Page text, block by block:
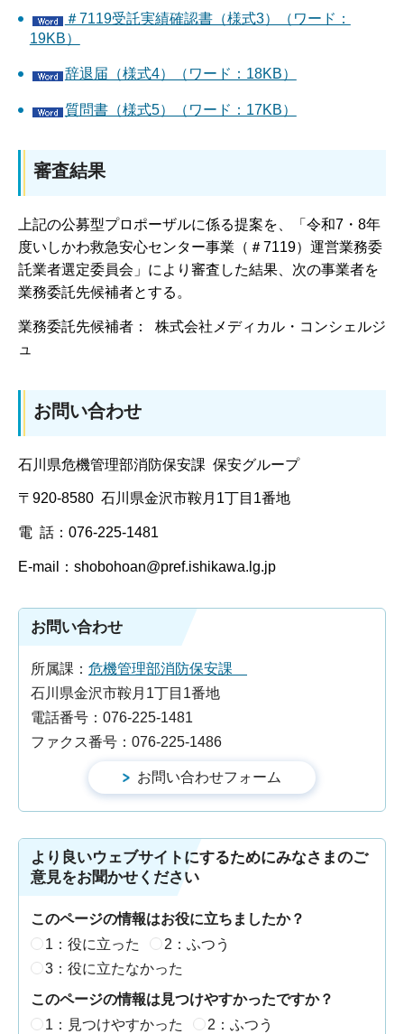
＃7119受託実績確認書（様式3）（ワード：
19KB）
辞退届（様式4）（ワード：18KB）
質問書（様式5）（ワード：17KB）
審査結果
上記の公募型プロポーザルに係る提案を、「令和7・8年
度いしかわ救急安心センター事業（＃7119）運営業務委
託業者選定委員会」により審査した結果、次の事業者を
業務委託先候補者とする。
業務委託先候補者： 株式会社メディカル・コンシェルジ
ュ
お問い合わせ
石川県危機管理部消防保安課 保安グループ
〒920-8580 石川県金沢市鞍月1丁目1番地
電 話：076-225-1481
E-mail：shobohoan@pref.ishikawa.lg.jp
お問い合わせ
所属課： 危機管理部消防保安課
石川県金沢市鞍月1丁目1番地
電話番号：076-225-1481
ファクス番号：076-225-1486
より良いウェブサイトにするためにみなさまのご
意見をお聞かせください
このページの情報はお役に立ちましたか？
1：役に立った
2：ふつう
3：役に立たなかった
このページの情報は見つけやすかったですか？
1：見つけやすかった
2：ふつう